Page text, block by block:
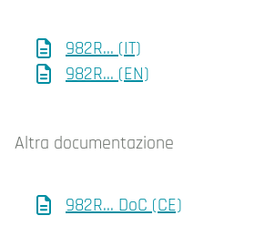
982R... (IT)
982R... (EN)
Altra documentazione
982R... DoC (CE)